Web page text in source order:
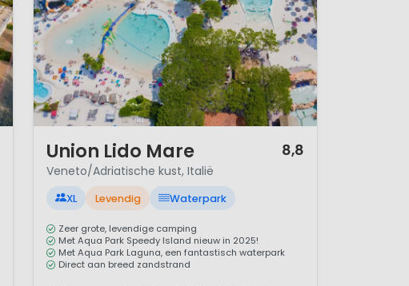
Union Lido Mare 8,8
Veneto/Adriatische kust, Italië
XL Levendig Waterpark
Zeer grote, levendige camping
Met Aqua Park Speedy Island nieuw in 2025!
Met Aqua Park Laguna, een fantastisch waterpark
Direct aan breed zandstrand